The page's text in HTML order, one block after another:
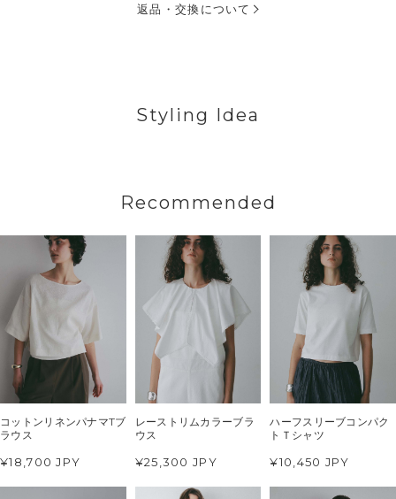
返品・交換について
Styling Idea
Recommended
コットンリネンパナマTブ
ラウス
¥18,700 JPY
レーストリムカラーブラ
ウス
¥25,300 JPY
ハーフスリーブコンパク
トＴシャツ
¥10,450 JPY